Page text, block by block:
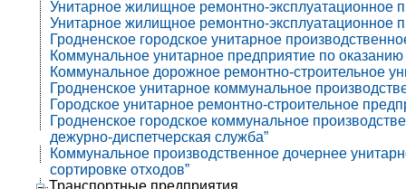
Унитарное жилищное ремонтно-эксплуатационное
Унитарное жилищное ремонтно-эксплуатационное
Гродненское городское унитарное
Коммунальное унитарное предприятие по
Коммунальное дорожное ремонтно-строительное
Гродненское унитарное коммунальное
Городское унитарное ремонтно-строительное
Гродненское городское коммунальное
дежурно-диспетчерская служба”
Коммунальное производственное дочернее
сортировке отходов”
Транспортные предприятия